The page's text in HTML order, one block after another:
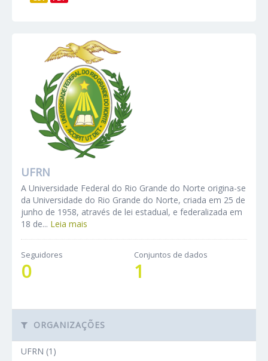
UFRN
A Universidade Federal do Rio Grande do Norte origina-se
da Universidade do Rio Grande do Norte, criada em 25 de
junho de 1958, através de lei estadual, e federalizada em
18 de... Leia mais
Seguidores
0
Conjuntos de dados
1
ORGANIZAÇÕES
UFRN (1)